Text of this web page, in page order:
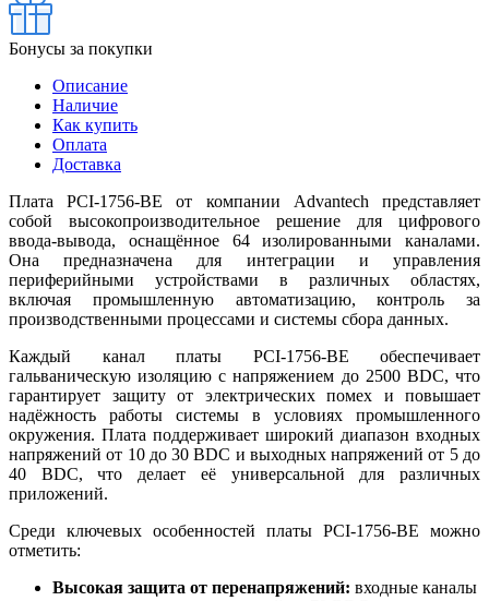
Бонусы за покупки
Описание
Наличие
Как купить
Оплата
Доставка
Плата PCI-1756-BE от компании Advantech представляет
собой высокопроизводительное решение для цифрового
ввода-вывода, оснащённое 64 изолированными каналами.
Она предназначена для интеграции и управления
периферийными устройствами в различных областях,
включая промышленную автоматизацию, контроль за
производственными процессами и системы сбора данных.
Каждый канал платы PCI-1756-BE обеспечивает
гальваническую изоляцию с напряжением до 2500 ВDC, что
гарантирует защиту от электрических помех и повышает
надёжность работы системы в условиях промышленного
окружения. Плата поддерживает широкий диапазон входных
напряжений от 10 до 30 ВDC и выходных напряжений от 5 до
40 ВDC, что делает её универсальной для различных
приложений.
Среди ключевых особенностей платы PCI-1756-BE можно
отметить:
Высокая защита от перенапряжений: входные каналы